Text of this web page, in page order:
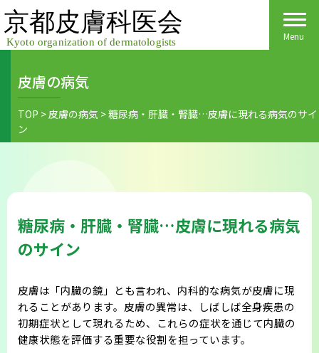
Skip
to
content
Menu
Home
皮膚の日
会員様へごあいさつ
ご入会方法
会員様へ
保険診療
会則
皮膚の病気
TOP >皮膚の病気 >糖尿病・肝臓・腎臓…皮膚に現れる病気のサイ
ン
糖尿病・肝臓・腎臓…皮膚に現れる病気
のサイン
皮膚は「内臓の鏡」とも言われ、内科的な病気が皮膚に現
れることがあります。皮膚の異常は、しばしば全身疾患の
初期症状として現れるため、これらの症状を通じて内臓の
健康状態を評価する重要な役割を担っています。